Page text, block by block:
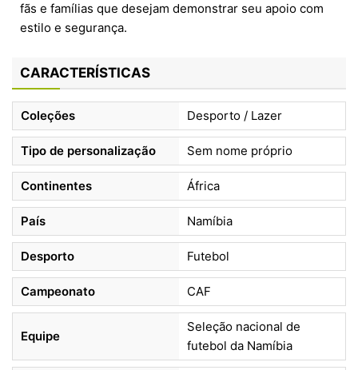
fãs e famílias que desejam demonstrar seu apoio com
estilo e segurança.
CARACTERÍSTICAS
Coleções Desporto / Lazer
Tipo de personalização Sem nome próprio
Continentes África
País Namíbia
Desporto Futebol
Campeonato CAF
Equipe
Seleção nacional de
futebol da Namíbia